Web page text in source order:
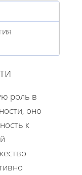
роль в
оно
к